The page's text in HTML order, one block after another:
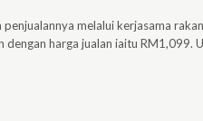
melalui kerjasama